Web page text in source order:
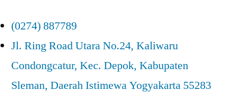
(0274) 887789
Jl. Ring Road Utara No.24, Kaliwaru
Condongcatur, Kec. Depok, Kabupaten
Sleman, Daerah Istimewa Yogyakarta 55283